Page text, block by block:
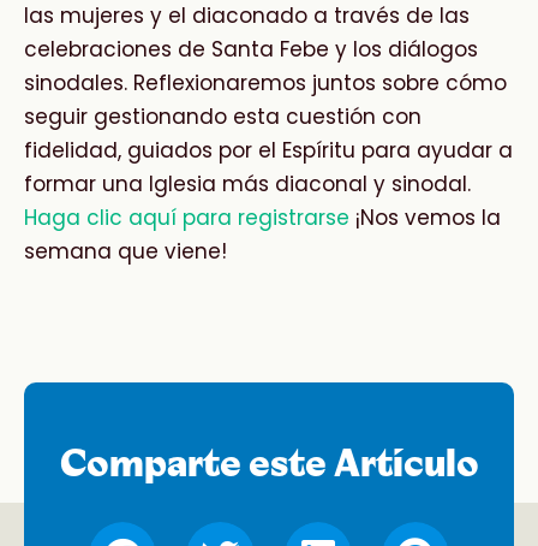
las mujeres y el diaconado a través de las
celebraciones de Santa Febe y los diálogos
sinodales. Reflexionaremos juntos sobre cómo
seguir gestionando esta cuestión con
fidelidad, guiados por el Espíritu para ayudar a
formar una Iglesia más diaconal y sinodal.
Haga clic aquí para registrarse ¡Nos vemos la
semana que viene!
Comparte este Artículo